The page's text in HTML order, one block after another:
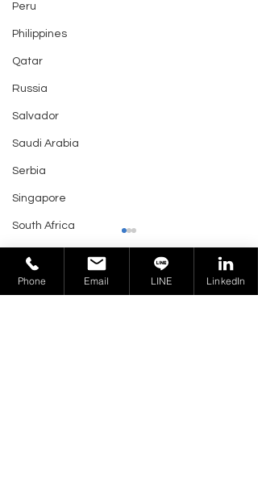
Peru
Philippines
Qatar
Russia
Salvador
Saudi Arabia
Serbia
Singapore
South Africa
Tanzania 業務洽詢 >
Phone Email LINE LinkedIn